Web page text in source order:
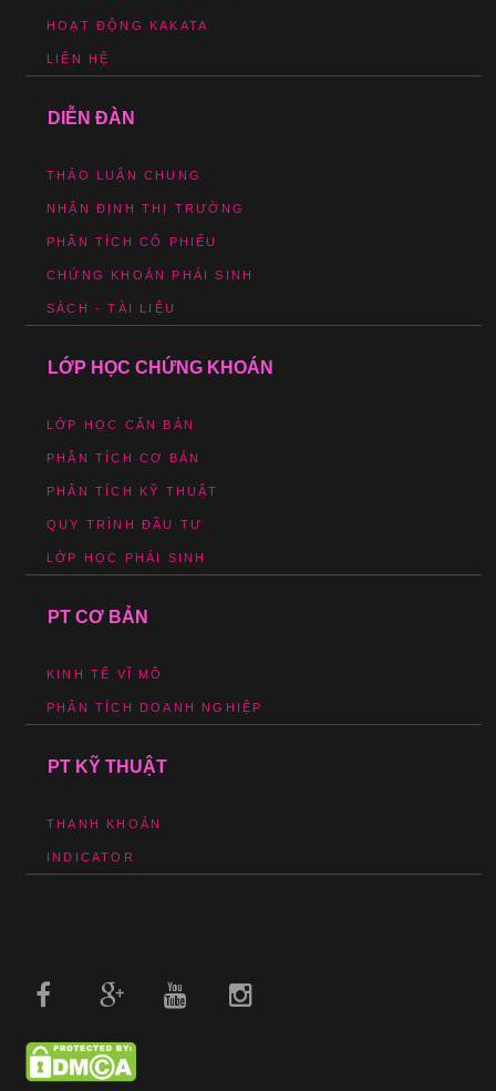
HOẠT ĐỘNG KAKATA
LIÊN HỆ
DIỄN ĐÀN
THẢO LUẬN CHUNG
NHẬN ĐỊNH THỊ TRƯỜNG
PHÂN TÍCH CỔ PHIẾU
CHỨNG KHOÁN PHÁI SINH
SÁCH - TÀI LIỆU
LỚP HỌC CHỨNG KHOÁN
LỚP HỌC CĂN BẢN
PHÂN TÍCH CƠ BẢN
PHÂN TÍCH KỸ THUẬT
QUY TRÌNH ĐẦU TƯ
LỚP HỌC PHÁI SINH
PT CƠ BẢN
KINH TẾ VĨ MÔ
PHÂN TÍCH DOANH NGHIỆP
PT KỸ THUẬT
THANH KHOẢN
INDICATOR